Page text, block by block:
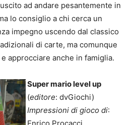
ad andare pesantemente in
lo consiglio a chi cerca un
impegno uscendo dal classico
di carte, ma comunque
approcciare anche in famiglia.
Super mario level up
(editore: dvGiochi)
Impressioni di gioco di: